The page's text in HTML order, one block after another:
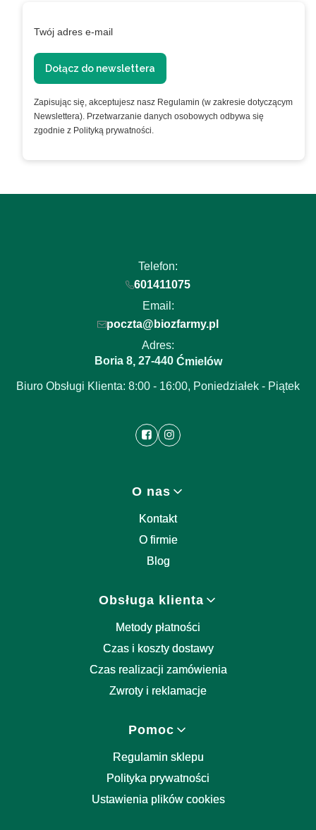
Twój adres e-mail
Dołącz do newslettera
Zapisując się, akceptujesz nasz Regulamin (w zakresie dotyczącym
Newslettera). Przetwarzanie danych osobowych odbywa się
zgodnie z Polityką prywatności.
Telefon:
601411075
Email:
poczta@biozfarmy.pl
Adres:
Boria 8, 27-440Ćmielów
Biuro Obsługi Klienta: 8:00 - 16:00, Poniedziałek - Piątek
O nas
Kontakt
O firmie
Blog
Obsługa klienta
Metody płatności
Czas i koszty dostawy
Czas realizacji zamówienia
Zwroty i reklamacje
Pomoc
Regulamin sklepu
Polityka prywatności
Ustawienia plików cookies